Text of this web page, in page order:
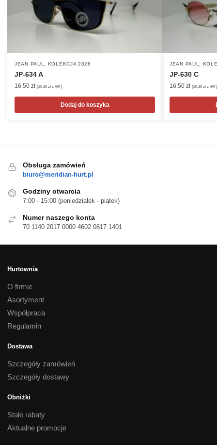
JEAN PAUL, KOLEKCJA 2026
JP-634 A
16,50 zł (20,30 zł z VAT)
Dodaj do koszyka
JEAN PAUL,
JP-630 C
16,50 zł (20,30 zł z VAT)
Obsługa zamówień
biuro@meridian-hurt.pl
Godziny otwarcia
7:00 - 15:00 (poniedziałek - piątek)
Numer naszego konta
70 1140 2017 0000 4602 0617 1401
Hurtownia
O firmie
Asortyment
Współpraca
Regulamin
Dostawa
Szczegóły zamówień
Szczegóły dostawy
Obniżki
Stałe rabaty
Aktualne promocje